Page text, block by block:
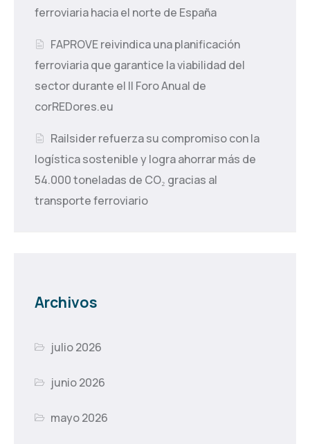
ferroviaria hacia el norte de España
FAPROVE reivindica una planificación
ferroviaria que garantice la viabilidad del
sector durante el II Foro Anual de
corREDores.eu
Railsider refuerza su compromiso con la
logística sostenible y logra ahorrar más de
54.000 toneladas de CO₂ gracias al
transporte ferroviario
Archivos
julio 2026
junio 2026
mayo 2026